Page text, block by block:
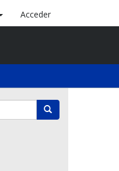
Acceder